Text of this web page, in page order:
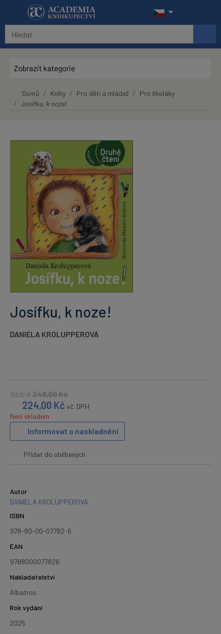
Přeskočit na hlavní obsah
Zobrazit kategorie
Domů Knihy Pro děti a mládež
Pro školáky
Josífku, k noze!
Josífku, k noze!
DANIELA KROLUPPEROVÁ
Běžně 249,00Kč
224,00 Kč vč. DPH
Není skladem
Informovat o naskladnění
Přidat do oblíbených
Autor
DANIELA KROLUPPEROVÁ
ISBN
978-80-00-07782-6
EAN
9788000077826
Nakladatelství
Albatros
Rok vydání
2025